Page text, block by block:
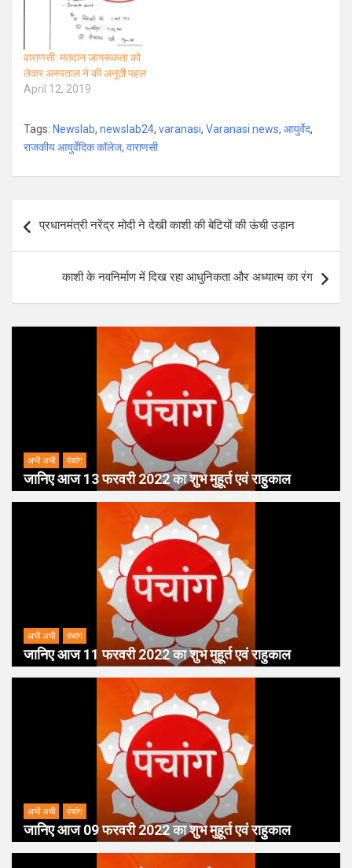
वाराणसी: मतदान जागरूकता को
लेकर अस्पताल ने की अनूठी पहल
April 12, 2019
Tags: Newslab, newslab24, varanasi, Varanasi news, आयुर्वेद,
राजकीय आयुर्वेदिक कॉलेज, वाराणसी
navigation
प्रधानमंत्री नरेंद्र मोदी ने देखी काशी की बेटियों की ऊंची उड़ान
काशी के नवनिर्माण में दिख रहा आधुनिकता और अध्यात्म का रंग
अभी अभी पंचांग
जानिए आज 13 फरवरी 2022 का शुभ मुहूर्त एवं राहुकाल
अभी अभी पंचांग
जानिए आज 11 फरवरी 2022 का शुभ मुहूर्त एवं राहुकाल
अभी अभी पंचांग
जानिए आज 09 फरवरी 2022 का शुभ मुहूर्त एवं राहुकाल